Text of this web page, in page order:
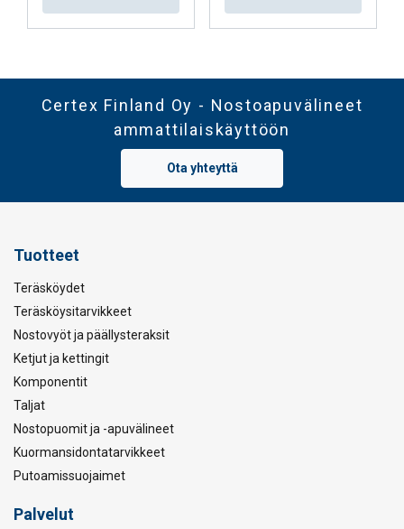
Certex Finland Oy - Nostoapuvälineet
ammattilaiskäyttöön
Ota yhteyttä
Tuotteet
Teräsköydet
Teräsköysitarvikkeet
Nostovyöt ja päällysteraksit
Ketjut ja kettingit
Komponentit
Taljat
Nostopuomit ja -apuvälineet
Kuormansidontatarvikkeet
Putoamissuojaimet
Palvelut